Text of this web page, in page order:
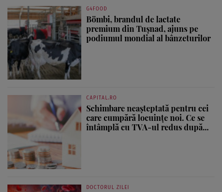
G4FOOD
Bömbi, brandul de lactate
premium din Tușnad, ajuns pe
podiumul mondial al bânzeturilor
CAPITAL.RO
Schimbare neașteptată pentru cei
care cumpără locuințe noi. Ce se
întâmplă cu TVA-ul redus după...
DOCTORUL ZILEI